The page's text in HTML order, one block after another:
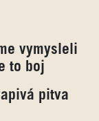
vymysleli
to boj
pitva